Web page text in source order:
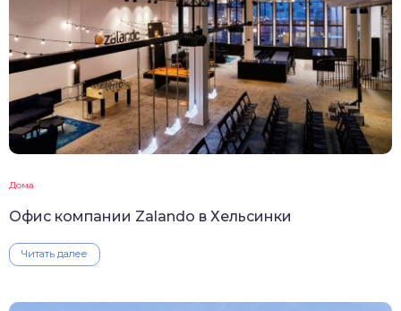
Дома
Офис компании Zalando в Хельсинки
Читать далее